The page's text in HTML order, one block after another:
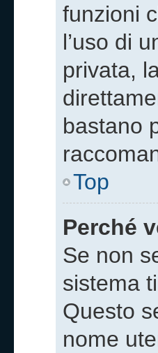
funzioni
l’uso di
privata,
bastano
Top
Perché
Se non
sistema
Questo
nome